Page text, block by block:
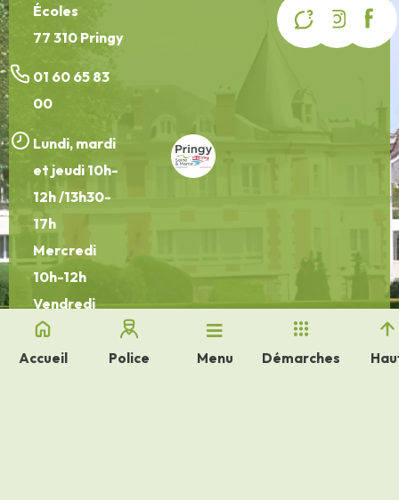
Accueil Police Menu Démarches
Écoles
77 310 Pringy
01 60 65 83
00
Lundi, mardi
et jeudi 10h-
12h /13h30-
17h
Mercredi
10h-12h
Vendredi
10h-12h
/13h30-16h30